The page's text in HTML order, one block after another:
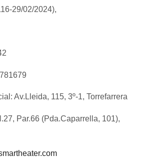
29/02/2024),
Av.Lleida, 115, 3º-1, Torrefarrera
Par.66 (Pda.Caparrella, 101),